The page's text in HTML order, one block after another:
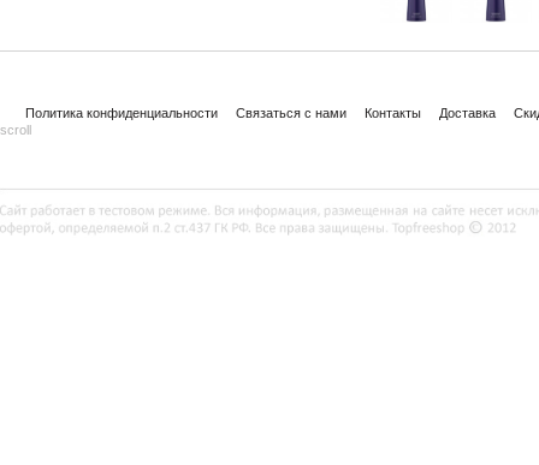
Политика конфиденциальности Связаться с нами Контакты Доставка
scroll